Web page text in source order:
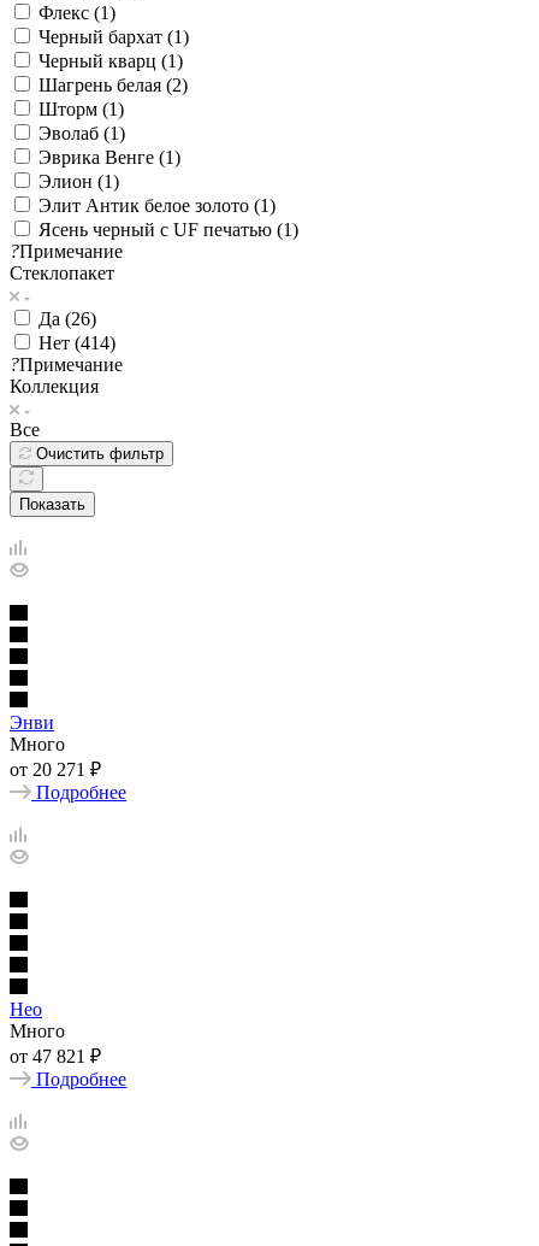
Флекс (1)
Черный бархат (1)
Черный кварц (1)
Шагрень белая (2)
Шторм (1)
Эволаб (1)
Эврика Венге (1)
Элион (1)
Элит Антик белое золото (1)
Ясень черный с UF печатью (1)
?Примечание
Стеклопакет
Да (26)
Нет (414)
?Примечание
Коллекция
Все
Очистить фильтр
Показать
Энви
Много
от 20 271 ₽
Подробнее
Нео
Много
от 47 821 ₽
Подробнее